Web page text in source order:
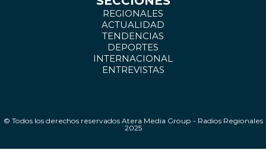
REGIONALES
ACTUALIDAD
TENDENCIAS
DEPORTES
INTERNACIONAL
ENTREVISTAS
© Todos los derechos reservados Atera Media Group - Radios Regionales
2025